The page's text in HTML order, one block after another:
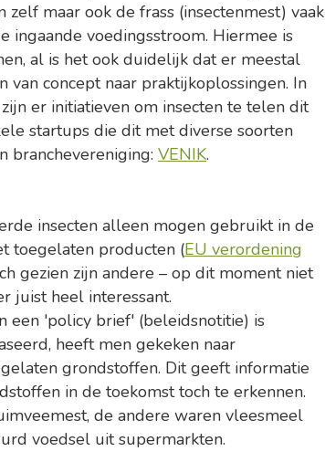
maar ook de frass (insectenmest) vaak
ingaande voedingsstroom. Hiermee is
al is het ook duidelijk dat er meestal
concept naar praktijkoplossingen. In
er initiatieven om insecten te telen dit
startups die dit met diverse soorten
branchevereniging: VENIK.
insecten alleen mogen gebruikt in de
toegelaten producten (EU verordening
gezien zijn andere – op dit moment niet
juist heel interessant.
een 'policy brief' (beleidsnotitie) is
heeft men gekeken naar
grondstoffen. Dit geeft informatie
in de toekomst toch te erkennen.
de andere waren vleesmeel
voedsel uit supermarkten.